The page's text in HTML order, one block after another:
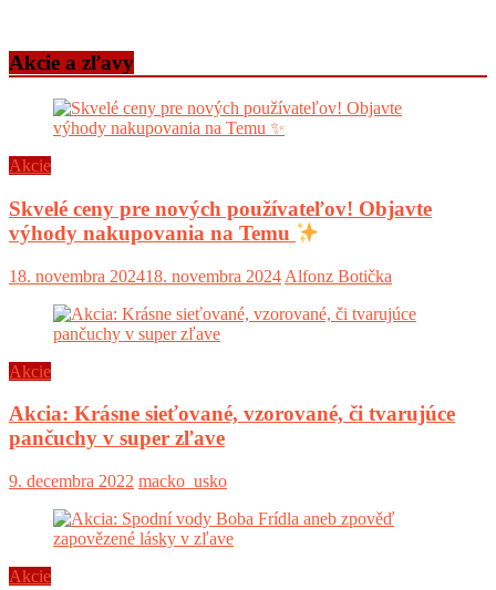
Akcie a zľavy
Akcie
Skvelé ceny pre nových používateľov! Objavte
výhody nakupovania na Temu
18. novembra 202418. novembra 2024 Alfonz Botička
Akcie
Akcia: Krásne sieťované, vzorované, či tvarujúce
pančuchy v super zľave
9. decembra 2022 macko_usko
Akcie